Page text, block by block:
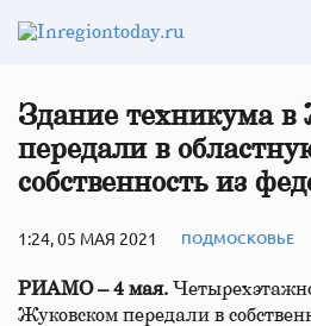
Здание техникума в
передали в
собственность из
1:24, 05 МАЯ 2021 ПОДМОСКОВЬЕ
РИАМО – 4 мая.
Жуковском передали в